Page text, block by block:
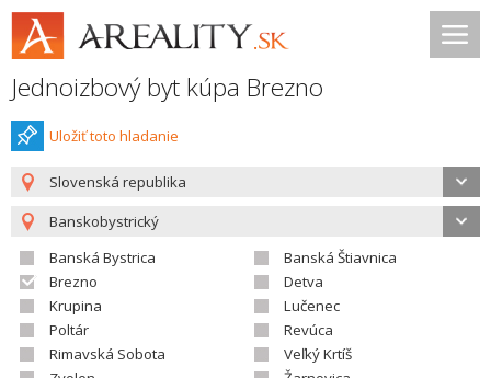
Jednoizbový byt kúpa Brezno
Uložiť toto hladanie
Slovenská republika
Banskobystrický
Banská Bystrica
Banská Štiavnica
Brezno
Detva
Krupina
Lučenec
Poltár
Revúca
Rimavská Sobota
Veľký Krtíš